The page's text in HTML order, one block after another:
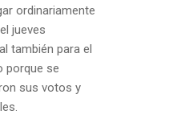
ordinariamente
jueves
también para el
porque se
sus votos y